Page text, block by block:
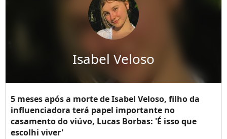
Isabel Veloso
5 meses após a morte de Isabel Veloso, filho da
influenciadora terá papel importante no
casamento do viúvo, Lucas Borbas: 'É isso que
escolhi viver'